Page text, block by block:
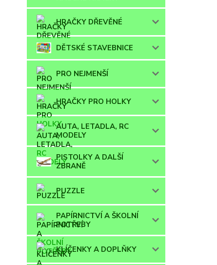
HRAČKY DŘEVĚNÉ
DĚTSKÉ STAVEBNICE
PRO NEJMENŠÍ
HRAČKY PRO HOLKY
AUTA, LETADLA, RC
MODELY
PISTOLKY A DALŠÍ
ZBRANĚ
PUZZLE
PAPÍRNICTVÍ A ŠKOLNÍ
POTŘEBY
KLÍČENKY A DOPLŇKY